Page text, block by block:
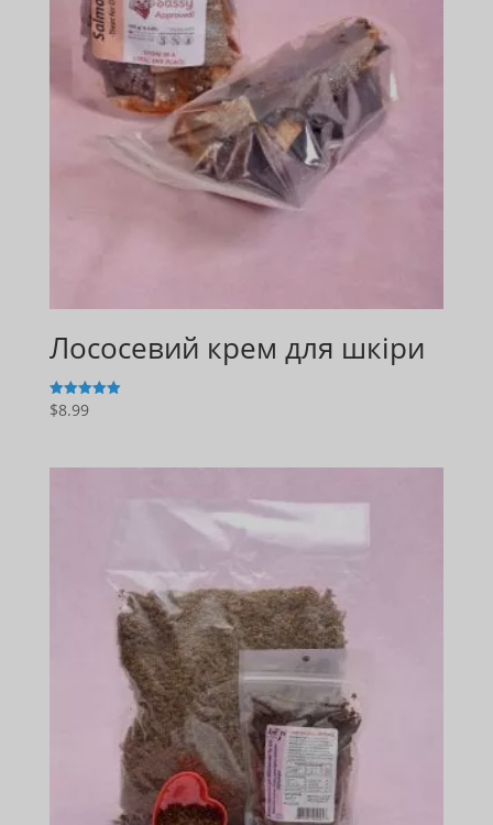
Лососевий крем для шкіри
5
з 5
$8.99